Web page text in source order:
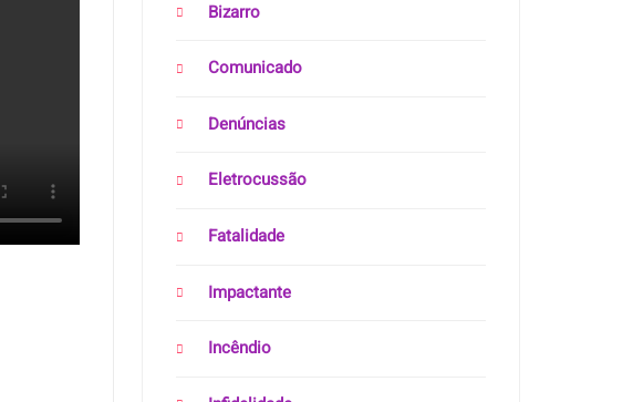
Bizarro
Comunicado
Denúncias
Eletrocussão
Fatalidade
Impactante
Incêndio